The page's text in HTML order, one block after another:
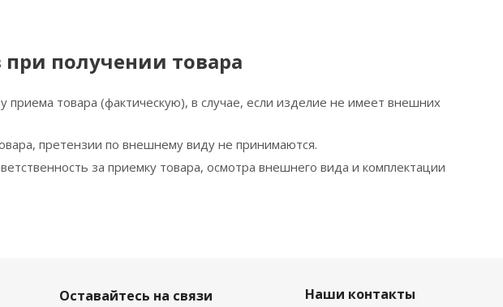
получении товара
товара (фактическую), в случае, если изделие не имеет внешних
претензии по внешнему виду не принимаются.
за приемку товара, осмотра внешнего вида и комплектации
Оставайтесь на связи Наши контакты